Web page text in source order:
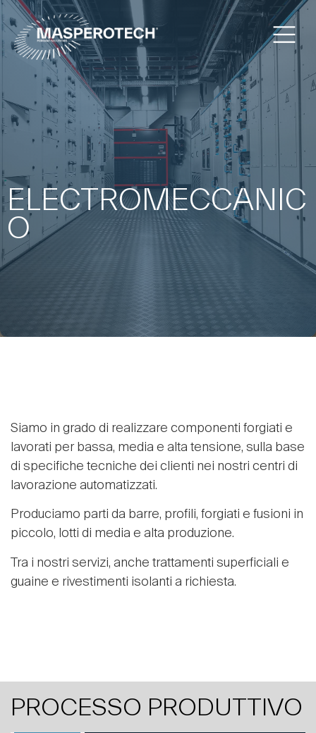
ELECTROMECCANIC
O
Siamo in grado di realizzare componenti forgiati e
lavorati per bassa, media e alta tensione, sulla base
di specifiche tecniche dei clienti nei nostri centri di
lavorazione automatizzati.
Produciamo parti da barre, profili, forgiati e fusioni in
piccolo, lotti di media e alta produzione.
Tra i nostri servizi, anche trattamenti superficiali e
guaine e rivestimenti isolanti a richiesta.
PROCESSO PRODUTTIVO